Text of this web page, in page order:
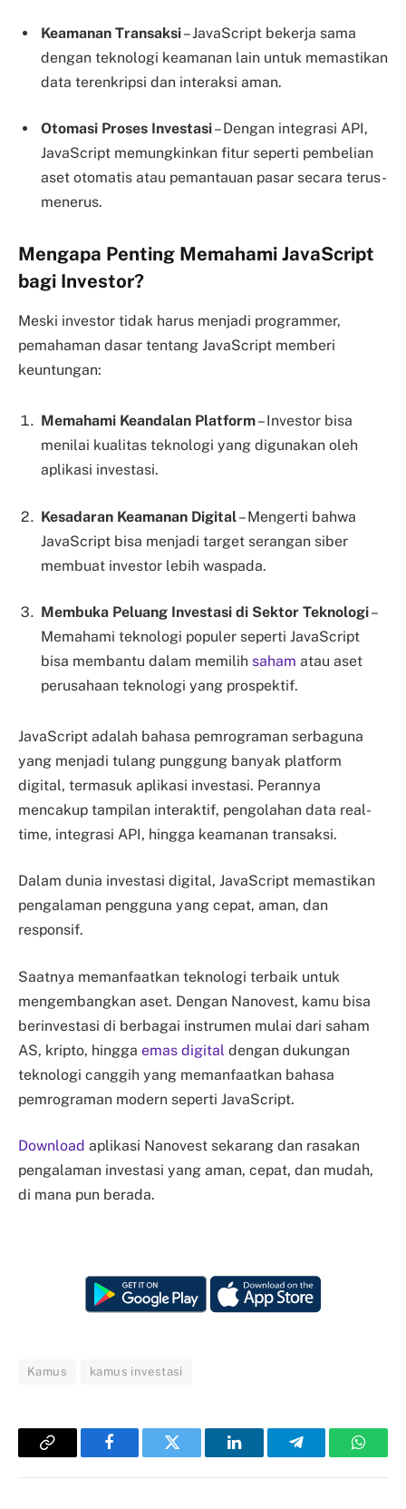
Keamanan Transaksi– JavaScript bekerja sama
dengan teknologi keamanan lain untuk memastikan
data terenkripsi dan interaksi aman.
Otomasi Proses Investasi– Dengan integrasi API,
JavaScript memungkinkan fitur seperti pembelian
aset otomatis atau pemantauan pasar secara terus-
menerus.
Mengapa Penting Memahami JavaScript
bagi Investor?
Meski investor tidak harus menjadi programmer,
pemahaman dasar tentang JavaScript memberi
keuntungan:
Memahami Keandalan Platform– Investor bisa
menilai kualitas teknologi yang digunakan oleh
aplikasi investasi.
Kesadaran Keamanan Digital– Mengerti bahwa
JavaScript bisa menjadi target serangan siber
membuat investor lebih waspada.
Membuka Peluang Investasi di Sektor Teknologi–
Memahami teknologi populer seperti JavaScript
bisa membantu dalam memilih saham atau aset
perusahaan teknologi yang prospektif.
JavaScript adalah bahasa pemrograman serbaguna
yang menjadi tulang punggung banyak platform
digital, termasuk aplikasi investasi. Perannya
mencakup tampilan interaktif, pengolahan data real-
time, integrasi API, hingga keamanan transaksi.
Dalam dunia investasi digital, JavaScript memastikan
pengalaman pengguna yang cepat, aman, dan
responsif.
Saatnya memanfaatkan teknologi terbaik untuk
mengembangkan aset. Dengan Nanovest, kamu bisa
berinvestasi di berbagai instrumen mulai dari saham
AS, kripto, hingga emas digital dengan dukungan
teknologi canggih yang memanfaatkan bahasa
pemrograman modern seperti JavaScript.
Download aplikasi Nanovest sekarang dan rasakan
pengalaman investasi yang aman, cepat, dan mudah,
di mana pun berada.
Kamus kamus investasi
Copy
FacebookTwitter LinkedInTelegram